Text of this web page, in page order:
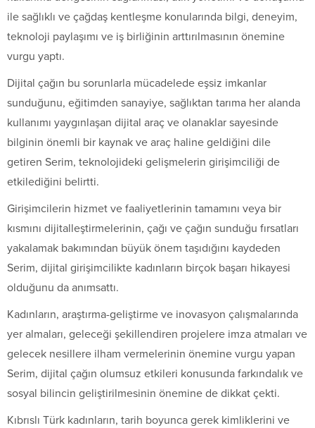
ile sağlıklı ve çağdaş kentleşme konularında bilgi, deneyim,
teknoloji paylaşımı ve iş birliğinin arttırılmasının önemine
vurgu yaptı.
Dijital çağın bu sorunlarla mücadelede eşsiz imkanlar
sunduğunu, eğitimden sanayiye, sağlıktan tarıma her alanda
kullanımı yaygınlaşan dijital araç ve olanaklar sayesinde
bilginin önemli bir kaynak ve araç haline geldiğini dile
getiren Serim, teknolojideki gelişmelerin girişimciliği de
etkilediğini belirtti.
Girişimcilerin hizmet ve faaliyetlerinin tamamını veya bir
kısmını dijitalleştirmelerinin, çağı ve çağın sunduğu fırsatları
yakalamak bakımından büyük önem taşıdığını kaydeden
Serim, dijital girişimcilikte kadınların birçok başarı hikayesi
olduğunu da anımsattı.
Kadınların, araştırma-geliştirme ve inovasyon çalışmalarında
yer almaları, geleceği şekillendiren projelere imza atmaları ve
gelecek nesillere ilham vermelerinin önemine vurgu yapan
Serim, dijital çağın olumsuz etkileri konusunda farkındalık ve
sosyal bilincin geliştirilmesinin önemine de dikkat çekti.
Kıbrıslı Türk kadınların, tarih boyunca gerek kimliklerini ve